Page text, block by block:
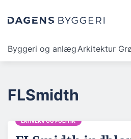
Byggeri og anlægArkitektur
FLSmidth
ERHVERV OG POLITIK